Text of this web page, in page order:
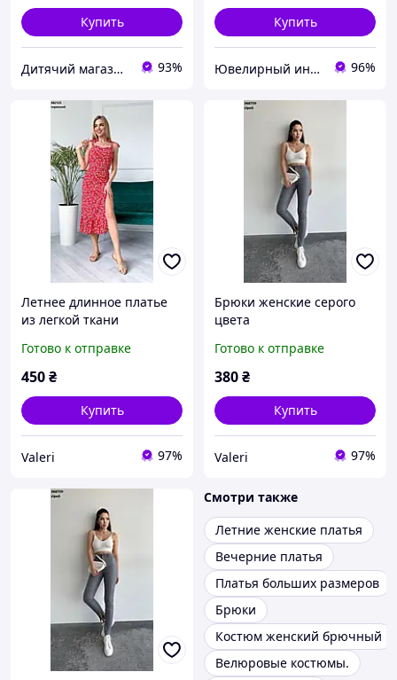
Купить
Дитячий магазин СОНЕЧКО 93%
Купить
Ювелирный интернет-магазин серебряных украшений в Харькове | Mirserebra.org 96%
Летнее длинное платье
из легкой ткани
Готово к отправке
450₴
Купить
Valeri 97%
Брюки женские серого
цвета
Готово к отправке
380₴
Купить
Valeri 97%
Смотри также
Летние женские платья
Вечерние платья
Платья больших размеров
Брюки
Костюм женский брючный
Велюровые костюмы.